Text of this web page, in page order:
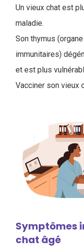
Un vieux chat est
maladie.
Son thymus
immunitaires)
et est plus
Vacciner son vieux
Symptômes
chat âgé